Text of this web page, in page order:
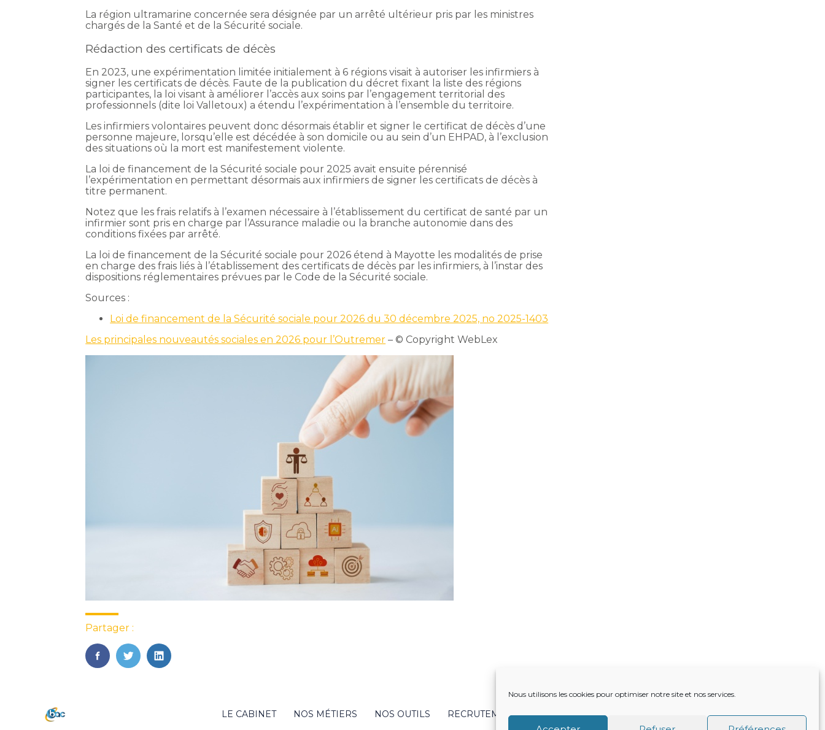
Nous utilisons les cookies pour optimiser notre site et nos services.
La région ultramarine concernée sera désignée par un arrêté ultérieur pris par les ministres
chargés de la Santé et de la Sécurité sociale.
Rédaction des certificats de décès
En 2023, une expérimentation limitée initialement à 6 régions visait à autoriser les infirmiers à
signer les certificats de décès. Faute de la publication du décret fixant la liste des régions
participantes, la loi visant à améliorer l’accès aux soins par l’engagement territorial des
professionnels (dite loi Valletoux) a étendu l’expérimentation à l’ensemble du territoire.
Les infirmiers volontaires peuvent donc désormais établir et signer le certificat de décès d’une
personne majeure, lorsqu’elle est décédée à son domicile ou au sein d’un EHPAD, à l’exclusion
des situations où la mort est manifestement violente.
La loi de financement de la Sécurité sociale pour 2025 avait ensuite pérennisé
l’expérimentation en permettant désormais aux infirmiers de signer les certificats de décès à
titre permanent.
Notez que les frais relatifs à l’examen nécessaire à l’établissement du certificat de santé par un
infirmier sont pris en charge par l’Assurance maladie ou la branche autonomie dans des
conditions fixées par arrêté.
La loi de financement de la Sécurité sociale pour 2026 étend à Mayotte les modalités de prise
en charge des frais liés à l’établissement des certificats de décès par les infirmiers, à l’instar des
dispositions réglementaires prévues par le Code de la Sécurité sociale.
Sources :
Loi de financement de la Sécurité sociale pour 2026 du 30 décembre 2025, no 2025-1403
Les principales nouveautés sociales en 2026 pour l’Outremer – © Copyright WebLex
Partager :
FaceBook
TwitterLinkedIn
Footer
LE CABINET NOS MÉTIERS NOS OUTILS RECRUTEMENT NOTRE ACTUALITÉ VIE DU CABINET CONTACT